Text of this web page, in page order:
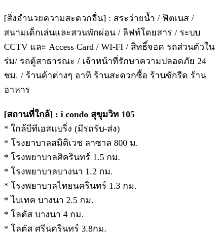
[สิ่งอำนวยความสะดวกอื่น] : สระว่ายน้ำ / ฟิตเนส /
สนามเด็กเล่นและสวนพักผ่อน / ลิฟท์โดยสาร / ระบบ
CCTV และ Access Card / WI-FI / สิทธิ์จอด รถส่วนตัวใน
ร่ม/ รถตู้สาธารณะ / เจ้าหน้าที่รักษาความปลอดภัย 24
ชม. / ร้านค้าต่างๆ อาทิ ร้านสะดวกซื้อ ร้านซักรีด ร้าน
อาหาร
[สถานที่ใกล้] : i condo สุขุมวิท 105
* ใกล้บีทีเอสแบริ่ง (มีรถรับ-ส่ง)
* โรงยาบาลสมิติเวช ลาซาล 800 ม.
* โรงพยาบาลศิครินทร์ 1.5 กม.
* โรงพยาบาลบางนา 1.2 กม.
* โรงพยาบาลไทยนครินทร์ 1.3 กม.
* ไบเทค บางนา 2.5 กม.
* โลตัส บางนา 4 กม.
* โลตัส ศรีนครินทร์ 3.8กม.